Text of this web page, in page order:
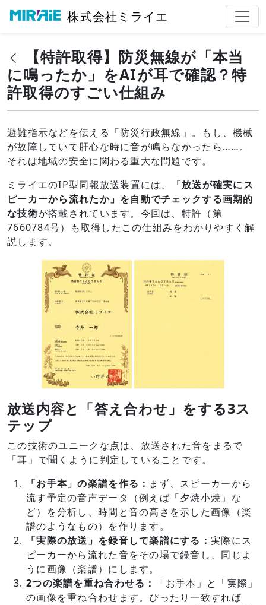
株式会社ミライエ
【特許取得】防災無線が「本当
に鳴ったか」をAIが耳で確認？特
許取得のすごい仕組み
避難指示などを伝える「防災行政無線」。もし、機械
が故障していて肝心な時に音が鳴らなかったら……。
それは地域の安全に関わる重大な問題です。
ミライエのIP型同報放送装置には、
「放送が確実にス
ピーカーから流れたか」を自動でチェックする画期的
な技術が搭載されています。今回は、特許（第
7660784号）も取得したこの仕組みをわかりやすく解
説します。
放送内容と「答え合わせ」をする3ス
テップ
この技術のユニークな点は、放送された音をまるで
「耳」で聞くように判定していることです。
「お手本 」の楽譜を作る： まず、スピーカーから
流す予定の音声データ（例えば「夕焼小焼」な
ど）を分析し、時間と音の高さを示した画像（楽
譜のようなもの）を作ります。
「実際の放送」を録音して楽譜にする：実際にス
ピーカーから流れた音をその場で録音し、同じよ
うに画像（楽譜）にします。
2つの楽譜を重ね合わせる：
「お手本」と「実際」
の画像を重ね合わせます。ぴったり一致すれば